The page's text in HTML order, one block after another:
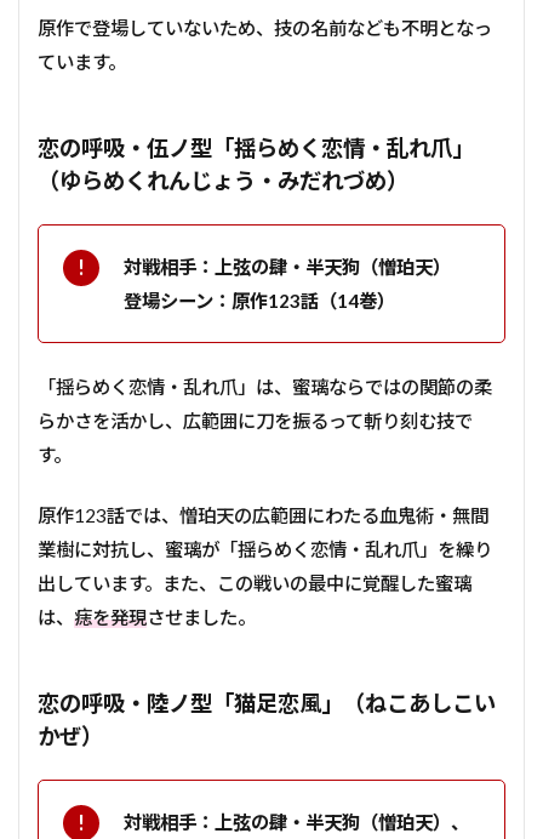
原作で登場していないため、技の名前なども不明となっ
ています。
恋の呼吸・伍ノ型「揺らめく恋情・乱れ爪」
（ゆらめくれんじょう・みだれづめ）
対戦相手：上弦の肆・半天狗（憎珀天）
登場シーン：原作123話（14巻）
「揺らめく恋情・乱れ爪」は、蜜璃ならではの関節の柔
らかさを活かし、広範囲に刀を振るって斬り刻む技で
す。
原作123話では、憎珀天の広範囲にわたる血鬼術・無間
業樹に対抗し、蜜璃が「揺らめく恋情・乱れ爪」を繰り
出しています。また、この戦いの最中に覚醒した蜜璃
は、 痣を発現させました。
恋の呼吸・陸ノ型「猫足恋風」（ねこあしこい
かぜ）
対戦相手：上弦の肆・半天狗（憎珀天）、